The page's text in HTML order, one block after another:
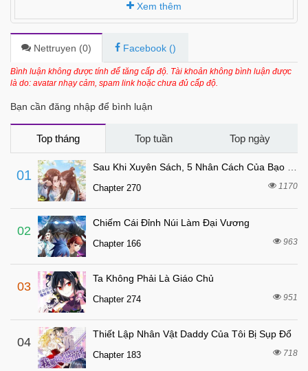
Chapter 27 7 tháng trước
Chapter 26 7 tháng trước
Chapter 25 7 tháng trước
7 tháng trước
Chapter 22 7 tháng trước
Chapter 21
Chapter 20
Chapter 19
Chapter 18 7 tháng trước
Chapter 17
Chapter 16
Chapter 15
Chapter 14 7 tháng trước
Chapter 13 7 tháng trước
Chapter 12
Xem thêm
Nettruyen (0) Facebook ()
Bình luận không được tính để tăng cấp độ. Tài khoản không bình luận được
là do: avatar nhạy cảm, spam link hoặc chưa đủ cấp độ.
Bạn cần đăng nhập để bình luận
Top tháng Top tuần Top ngày
01
Chapter 270 1170
02
Chiếm Cái Đỉnh Núi Làm Đại Vương
Chapter 166 963
03
Ta Không Phải Là Giáo Chủ
Chapter 274 951
04
Thiết Lập Nhân Vật Daddy Của Tôi Bị Sụp Đổ
Chapter 183 718